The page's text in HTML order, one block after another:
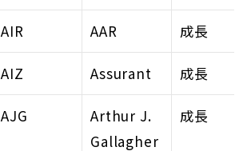
AIR AAR 成長
AIZ Assurant 成長
AJG
Arthur J.
Gallagher
成長